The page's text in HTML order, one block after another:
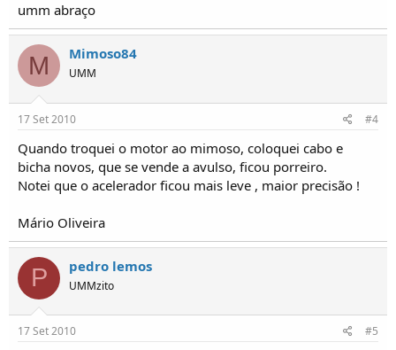
umm abraço
M Mimoso84
UMM
17 Set 2010 #4
Quando troquei o motor ao mimoso, coloquei cabo e
bicha novos, que se vende a avulso, ficou porreiro.
Notei que o acelerador ficou mais leve , maior precisão !
Mário Oliveira
P pedro lemos
UMMzito
17 Set 2010 #5